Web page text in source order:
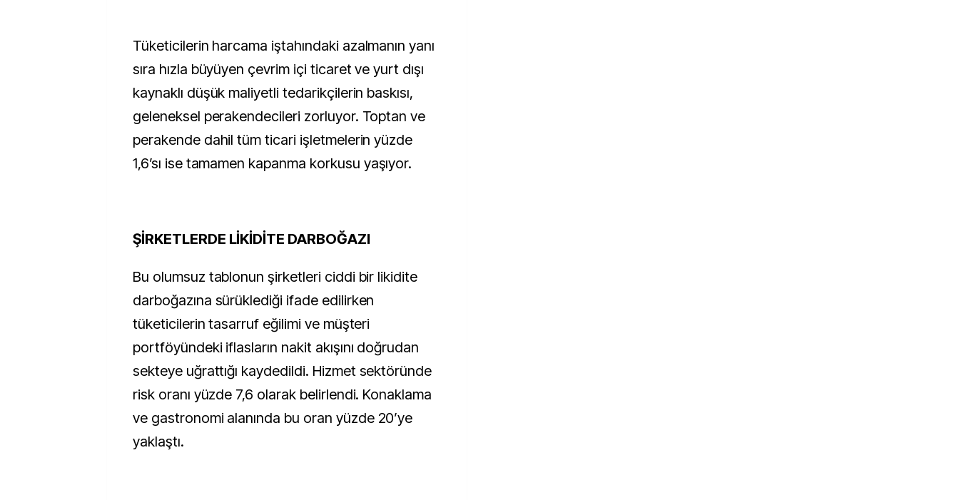
Tüketicilerin harcama iştahındaki azalmanın yanı
sıra hızla büyüyen çevrim içi ticaret ve yurt dışı
kaynaklı düşük maliyetli tedarikçilerin baskısı,
geleneksel perakendecileri zorluyor. Toptan ve
perakende dahil tüm ticari işletmelerin yüzde
1,6’sı ise tamamen kapanma korkusu yaşıyor.
ŞİRKETLERDE LİKİDİTE DARBOĞAZI
Bu olumsuz tablonun şirketleri ciddi bir likidite
darboğazına sürüklediği ifade edilirken
tüketicilerin tasarruf eğilimi ve müşteri
portföyündeki iflasların nakit akışını doğrudan
sekteye uğrattığı kaydedildi. Hizmet sektöründe
risk oranı yüzde 7,6 olarak belirlendi. Konaklama
ve gastronomi alanında bu oran yüzde 20’ye
yaklaştı.